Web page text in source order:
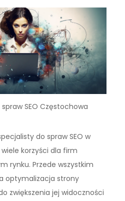
SEO Częstochowa
do spraw SEO w
korzyści dla firm
rynku. Przede wszystkim
optymalizacja strony
zwiększenia jej widoczności